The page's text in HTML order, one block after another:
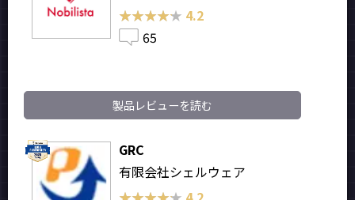
★★★★★
★★★★★ 4.2
65
製品レビューを読む
GRC
有限会社シェルウェア